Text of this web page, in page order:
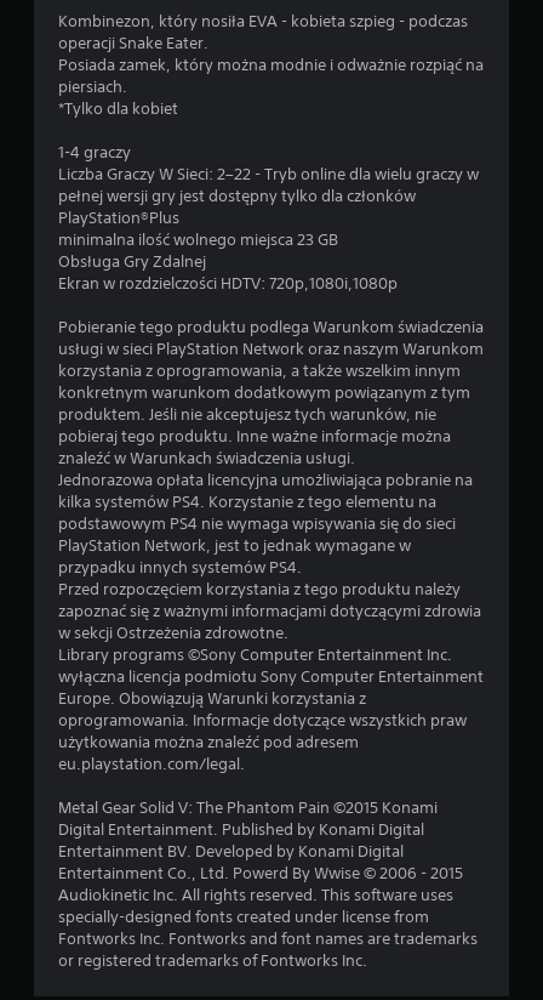
Kombinezon, który nosiła EVA - kobieta szpieg - podczas
operacji Snake Eater.
Posiada zamek, który można modnie i odważnie rozpiąć na
piersiach.
*Tylko dla kobiet
1-4 graczy
Liczba Graczy W Sieci: 2–22 - Tryb online dla wielu graczy w
pełnej wersji gry jest dostępny tylko dla członków
PlayStation®Plus
minimalna ilość wolnego miejsca 23 GB
Obsługa Gry Zdalnej
Ekran w rozdzielczości HDTV: 720p,1080i,1080p
Pobieranie tego produktu podlega Warunkom świadczenia
usługi w sieci PlayStation Network oraz naszym Warunkom
korzystania z oprogramowania, a także wszelkim innym
konkretnym warunkom dodatkowym powiązanym z tym
produktem. Jeśli nie akceptujesz tych warunków, nie
pobieraj tego produktu. Inne ważne informacje można
znaleźć w Warunkach świadczenia usługi.
Jednorazowa opłata licencyjna umożliwiająca pobranie na
kilka systemów PS4. Korzystanie z tego elementu na
podstawowym PS4 nie wymaga wpisywania się do sieci
PlayStation Network, jest to jednak wymagane w
przypadku innych systemów PS4.
Przed rozpoczęciem korzystania z tego produktu należy
zapoznać się z ważnymi informacjami dotyczącymi zdrowia
w sekcji Ostrzeżenia zdrowotne.
Library programs ©Sony Computer Entertainment Inc.
wyłączna licencja podmiotu Sony Computer Entertainment
Europe. Obowiązują Warunki korzystania z
oprogramowania. Informacje dotyczące wszystkich praw
użytkowania można znaleźć pod adresem
eu.playstation.com/legal.
Metal Gear Solid V: The Phantom Pain ©2015 Konami
Digital Entertainment. Published by Konami Digital
Entertainment BV. Developed by Konami Digital
Entertainment Co., Ltd. Powerd By Wwise © 2006 - 2015
Audiokinetic Inc. All rights reserved. This software uses
specially-designed fonts created under license from
Fontworks Inc. Fontworks and font names are trademarks
or registered trademarks of Fontworks Inc.